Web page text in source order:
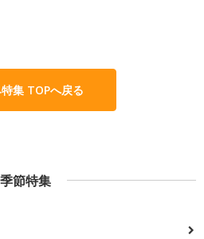
集 TOPへ戻る
季節特集